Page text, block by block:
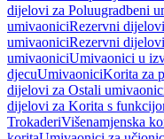
dijelovi za Poluugradbeni
umivaoniciRezervni
umivaoniciRezervni
umivaoniciUmivaonici u
djecuUmivaoniciKorita za
dijelovi za Ostali
dijelovi za Korita s
TrokaderiVišenamjenska